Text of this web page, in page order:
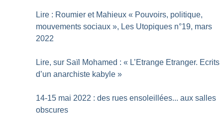
Lire : Roumier et Mahieux « Pouvoirs, politique,
mouvements sociaux », Les Utopiques n°19, mars
2022
Lire, sur Saïl Mohamed : « L’Etrange Etranger. Ecrits
d’un anarchiste kabyle »
14-15 mai 2022 : des rues ensoleillées... aux salles
obscures